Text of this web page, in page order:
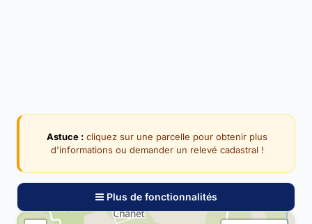
Astuce : cliquez sur une parcelle pour obtenir plus
d'informations ou demander un relevé cadastral !
Plus de fonctionnalités